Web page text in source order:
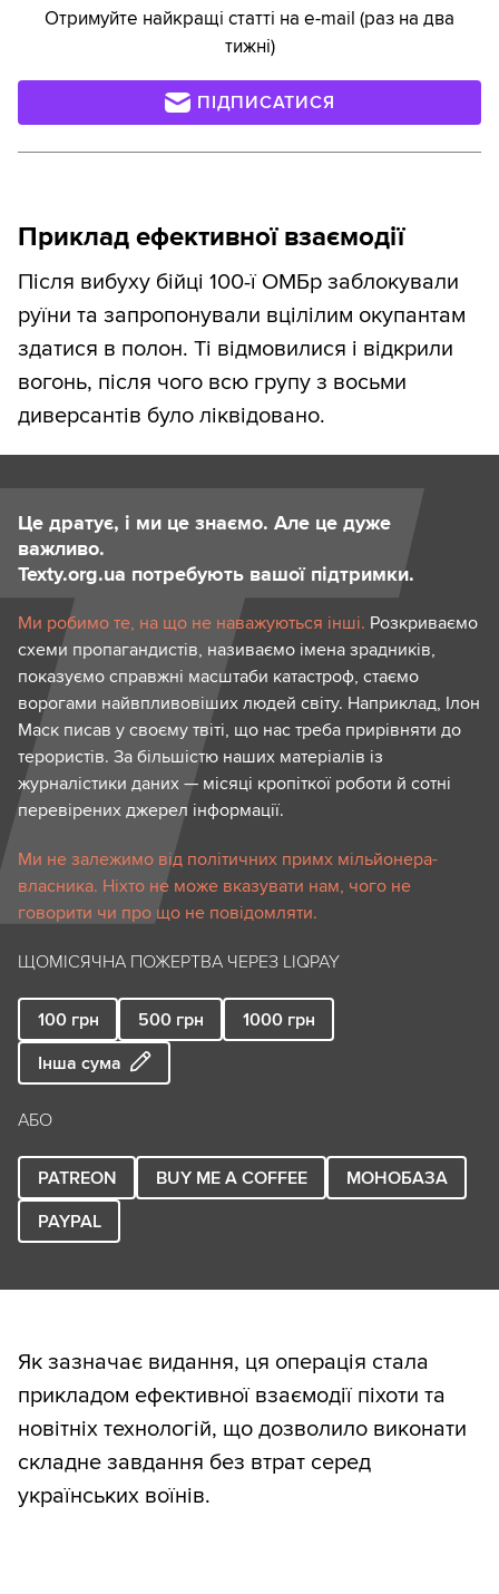
Отримуйте найкращі статті на e-mail (раз на два
тижні)
ПІДПИСАТИСЯ
Приклад ефективної взаємодії
Після вибуху бійці 100-ї ОМБр заблокували
руїни та запропонували вцілілим окупантам
здатися в полон. Ті відмовилися і відкрили
вогонь, після чого всю групу з восьми
диверсантів було ліквідовано.
Це дратує, і ми це знаємо. Але це дуже
важливо.
Texty.org.ua потребують вашої підтримки.
Ми робимо те, на що не наважуються інші. Розкриваємо
схеми пропагандистів, називаємо імена зрадників,
показуємо справжні масштаби катастроф, стаємо
ворогами найвпливовіших людей світу. Наприклад, Ілон
Маск писав у своєму твіті, що нас треба прирівняти до
терористів. За більшістю наших матеріалів із
журналістики даних — місяці кропіткої роботи й сотні
перевірених джерел інформації.
Ми не залежимо від політичних примх мільйонера-
власника. Ніхто не може вказувати нам, чого не
говорити чи про що не повідомляти.
ЩОМІСЯЧНА ПОЖЕРТВА ЧЕРЕЗ LIQPAY
100 грн 500 грн 1000 грн
Інша сума
АБО
PATREON BUY ME A COFFEE
МОНОБАЗА
PAYPAL
Як зазначає видання, ця операція стала
прикладом ефективної взаємодії піхоти та
новітніх технологій, що дозволило виконати
складне завдання без втрат серед
українських воїнів.